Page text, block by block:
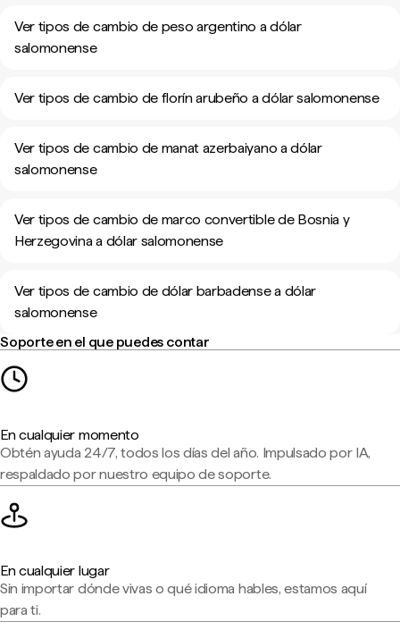
Ver tipos de cambio de peso argentino a dólar
salomonense
Ver tipos de cambio de florín arubeño a dólar salomonense
Ver tipos de cambio de manat azerbaiyano a dólar
salomonense
Ver tipos de cambio de marco convertible de Bosnia y
Herzegovina a dólar salomonense
Ver tipos de cambio de dólar barbadense a dólar
salomonense
Soporte en el que puedes contar
En cualquier momento
Obtén ayuda 24/7, todos los días del año. Impulsado por IA,
respaldado por nuestro equipo de soporte.
En cualquier lugar
Sin importar dónde vivas o qué idioma hables, estamos aquí
para ti.